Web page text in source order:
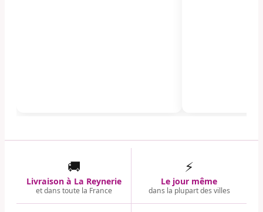
🚚
Livraison à La Reynerie
et dans toute la France
⚡
Le jour même
dans la plupart des villes